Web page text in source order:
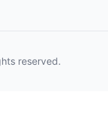
reserved.